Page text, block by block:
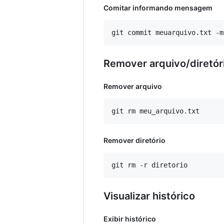
Comitar informando mensagem
Remover arquivo/
Remover arquivo
Remover diretório
Visualizar histórico
Exibir histórico